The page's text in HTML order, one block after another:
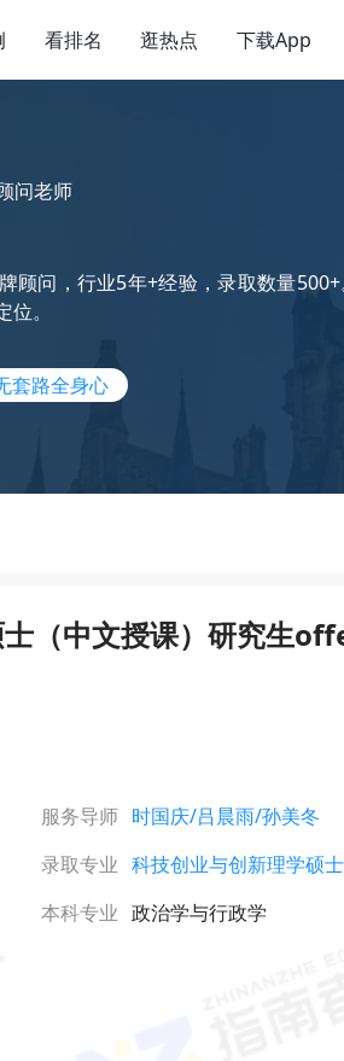
看排名 逛热点 下载App
问老师
顾问，行业5年+经验，录取数量
。
套路全身心
（中文授课）研究生
服务导师 时国庆/吕晨雨/孙美冬
录取专业 科技创业与创新理学硕士
本科专业 政治学与行政学